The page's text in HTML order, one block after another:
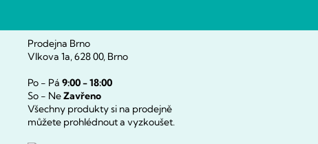
Prodejna Brno
Vlkova 1a, 628 00, Brno
Po - Pá 9:00 - 18:00
So - NeZavřeno
Všechny produkty si na prodejně
můžete prohlédnout a vyzkoušet.